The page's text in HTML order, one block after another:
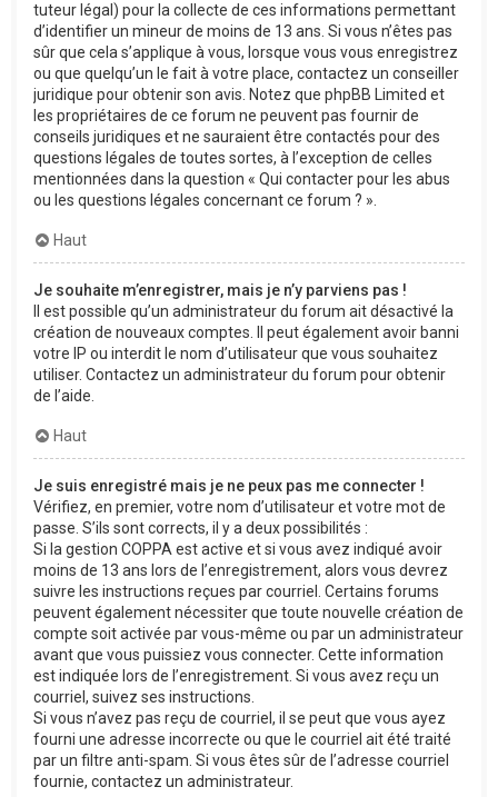
tuteur légal) pour la collecte de ces informations permettant
d’identifier un mineur de moins de 13 ans. Si vous n’êtes pas
sûr que cela s’applique à vous, lorsque vous vous enregistrez
ou que quelqu’un le fait à votre place, contactez un conseiller
juridique pour obtenir son avis. Notez que phpBB Limited et
les propriétaires de ce forum ne peuvent pas fournir de
conseils juridiques et ne sauraient être contactés pour des
questions légales de toutes sortes, à l’exception de celles
mentionnées dans la question « Qui contacter pour les abus
ou les questions légales concernant ce forum ? ».
Haut
Je souhaite m’enregistrer, mais je n’y parviens pas !
Il est possible qu’un administrateur du forum ait désactivé la
création de nouveaux comptes. Il peut également avoir banni
votre IP ou interdit le nom d’utilisateur que vous souhaitez
utiliser. Contactez un administrateur du forum pour obtenir
de l’aide.
Haut
Je suis enregistré mais je ne peux pas me connecter !
Vérifiez, en premier, votre nom d’utilisateur et votre mot de
passe. S’ils sont corrects, il y a deux possibilités :
Si la gestion COPPA est active et si vous avez indiqué avoir
moins de 13 ans lors de l’enregistrement, alors vous devrez
suivre les instructions reçues par courriel. Certains forums
peuvent également nécessiter que toute nouvelle création de
compte soit activée par vous-même ou par un administrateur
avant que vous puissiez vous connecter. Cette information
est indiquée lors de l’enregistrement. Si vous avez reçu un
courriel, suivez ses instructions.
Si vous n’avez pas reçu de courriel, il se peut que vous ayez
fourni une adresse incorrecte ou que le courriel ait été traité
par un filtre anti-spam. Si vous êtes sûr de l’adresse courriel
fournie, contactez un administrateur.